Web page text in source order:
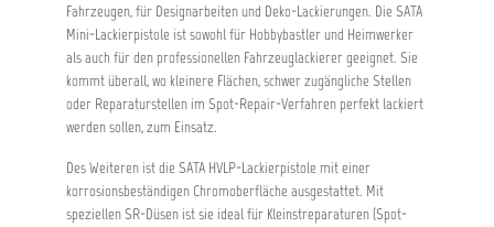
Fahrzeugen, für Designarbeiten und Deko-Lackierungen. Die SATA
Mini-Lackierpistole ist sowohl für Hobbybastler und Heimwerker
als auch für den professionellen Fahrzeuglackierer geeignet. Sie
kommt überall, wo kleinere Flä­chen, schwer zu­gäng­liche Stel­len
oder Reparaturstellen im Spot-Repair-Verfahren per­fekt lackiert
werden sollen, zum Einsatz.
Des Weiteren ist die SATA HVLP-Lackierpistole mit einer
korrosionsbeständigen Chromoberfläche ausgestattet. Mit
speziellen SR-Düsen ist sie ideal für Kleinstreparaturen (Spot-